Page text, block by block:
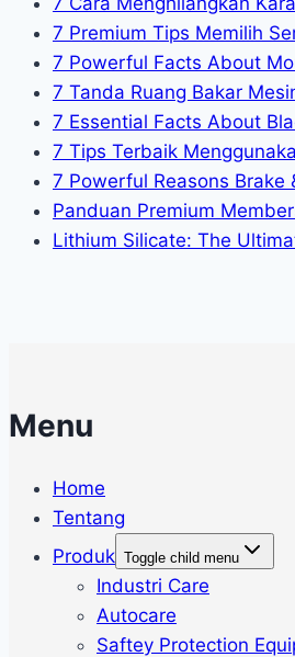
7 Premium Tips Memilih
7 Powerful Facts About
7 Tanda Ruang Bakar
7 Essential Facts About
7 Tips Terbaik
7 Powerful Reasons Brake
Panduan Premium
Lithium Silicate: The
Menu
Home
Tentang
Produk Toggle child menu
Industri Care
Autocare
Saftey Protection